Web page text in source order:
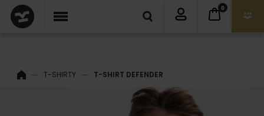
0
T-SHIRTY T-SHIRT DEFENDER